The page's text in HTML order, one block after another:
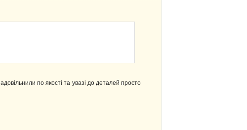
по якості та увазі до деталей просто